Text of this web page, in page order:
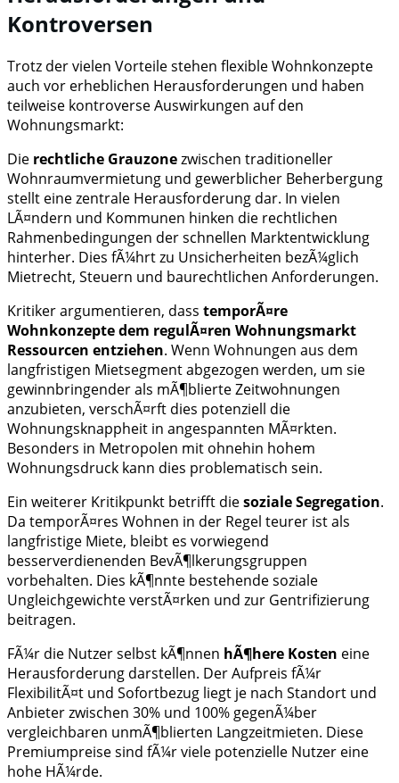
Kontroversen
Trotz der vielen Vorteile stehen flexible Wohnkonzepte
auch vor erheblichen Herausforderungen und haben
teilweise kontroverse Auswirkungen auf den
Wohnungsmarkt:
Die rechtliche Grauzonezwischen traditioneller
Wohnraumvermietung und gewerblicher Beherbergung
stellt eine zentrale Herausforderung dar. In vielen
LÃ¤ndern und Kommunen hinken die rechtlichen
Rahmenbedingungen der schnellen Marktentwicklung
hinterher. Dies fÃ¼hrt zu Unsicherheiten bezÃ¼glich
Mietrecht, Steuern und baurechtlichen Anforderungen.
Kritiker argumentieren, dass temporÃ¤re
Wohnkonzepte dem regulÃ¤ren Wohnungsmarkt
Ressourcen entziehen. Wenn Wohnungen aus dem
langfristigen Mietsegment abgezogen werden, um sie
gewinnbringender als mÃ¶blierte Zeitwohnungen
anzubieten, verschÃ¤rft dies potenziell die
Wohnungsknappheit in angespannten MÃ¤rkten.
Besonders in Metropolen mit ohnehin hohem
Wohnungsdruck kann dies problematisch sein.
Ein weiterer Kritikpunkt betrifft diesoziale Segregation.
Da temporÃ¤res Wohnen in der Regel teurer ist als
langfristige Miete, bleibt es vorwiegend
besserverdienenden BevÃ¶lkerungsgruppen
vorbehalten. Dies kÃ¶nnte bestehende soziale
Ungleichgewichte verstÃ¤rken und zur Gentrifizierung
beitragen.
FÃ¼r die Nutzer selbst kÃ¶nnen hÃ¶here Kosten eine
Herausforderung darstellen. Der Aufpreis fÃ¼r
FlexibilitÃ¤t und Sofortbezug liegt je nach Standort und
Anbieter zwischen 30% und 100% gegenÃ¼ber
vergleichbaren unmÃ¶blierten Langzeitmieten. Diese
Premiumpreise sind fÃ¼r viele potenzielle Nutzer eine
hohe HÃ¼rde.